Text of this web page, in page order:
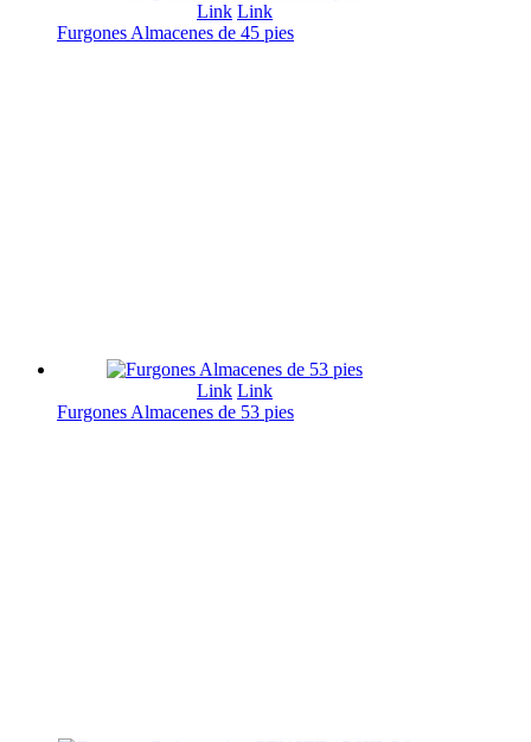
Link Link
Furgones Almacenes de 45 pies
Link Link
Furgones Almacenes de 53 pies